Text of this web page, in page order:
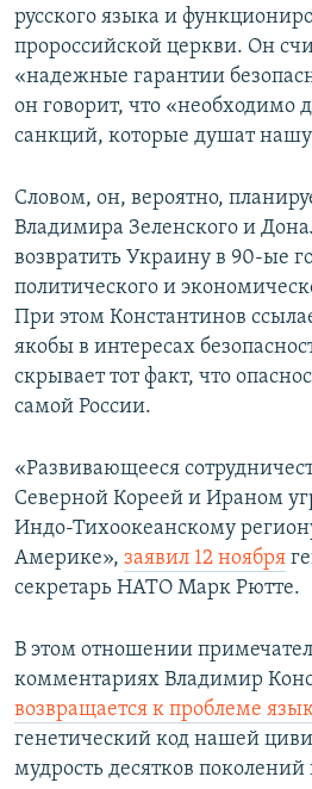
русского языка и
пророссийской церкви. Он
«надежные гарантии
он говорит, что «необходимо
санкций, которые душат
Словом, он, вероятно,
Владимира Зеленского и
возвратить Украину в 90-ые
политического и
При этом Константинов
якобы в интересах
скрывает тот факт, что
самой России.
«Развивающееся
Северной Кореей и Ираном
Индо-Тихоокеанскому
Америке», заявил 12 ноября
секретарь НАТО Марк Рютте.
В этом отношении
комментариях Владимир
возвращается к проблеме
генетический код нашей
мудрость десятков